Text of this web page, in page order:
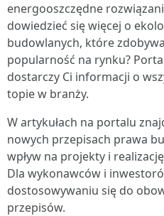
energooszczędne
dowiedzieć się więcej o
budowlanych, które
popularność na rynku?
dostarczy Ci informacji o
topie w branży.
W artykułach na portalu
nowych przepisach prawa
wpływ na projekty i
Dla wykonawców i
dostosowywaniu się do
przepisów.